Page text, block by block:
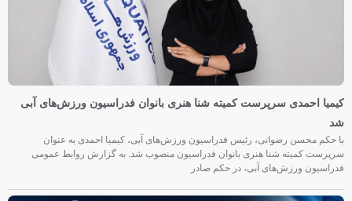
کیمیا احمدی سرپرست کمیته شنا هنری بانوان فدراسیون ورزش‌های آبی
شد
با حکم محسن رضوانی، رئیس فدراسیون ورزش‌های آبی، کیمیا احمدی به عنوان
سرپرست کمیته شنا هنری بانوان فدراسیون منصوب شد. به گزارش روابط عمومی
فدراسیون ورزش‌های آبی، در حکم صادر